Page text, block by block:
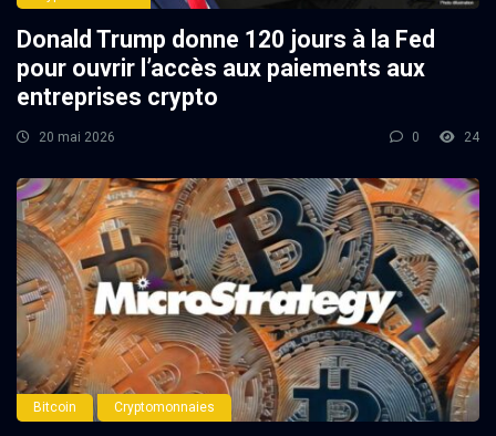
Donald Trump donne 120 jours à la Fed
pour ouvrir l’accès aux paiements aux
entreprises crypto
20 mai 2026 0 24
Bitcoin Cryptomonnaies